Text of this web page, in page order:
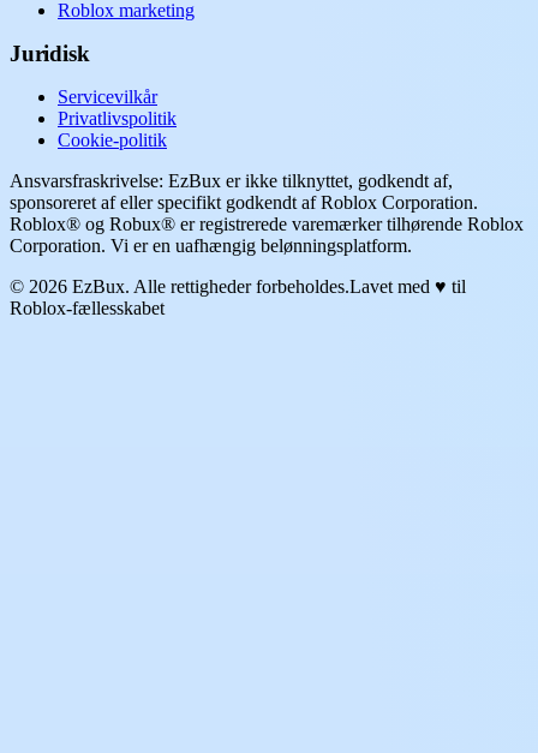
Roblox marketing
Juridisk
Servicevilkår
Privatlivspolitik
Cookie-politik
Ansvarsfraskrivelse: EzBux er ikke tilknyttet, godkendt af,
sponsoreret af eller specifikt godkendt af Roblox Corporation.
Roblox® og Robux® er registrerede varemærker tilhørende Roblox
Corporation. Vi er en uafhængig belønningsplatform.
© 2026 EzBux. Alle rettigheder forbeholdes.Lavet med ♥ til
Roblox-fællesskabet